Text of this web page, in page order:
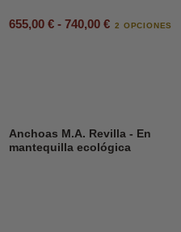
al carrito
655,00 € - 740,00 € 2 OPCIONES
Anchoas M.A. Revilla - En
mantequilla ecológica